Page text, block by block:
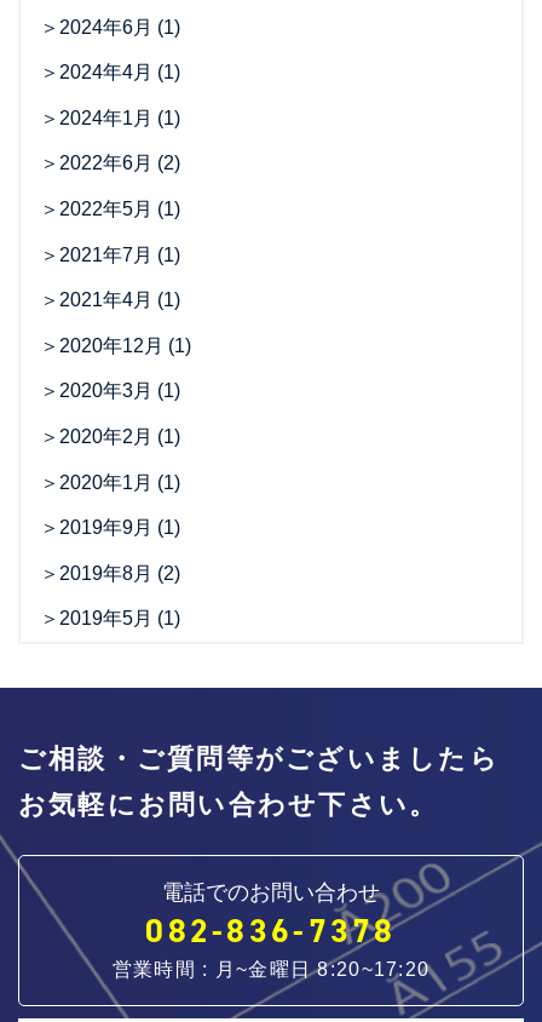
2024年6月 (1)
2024年4月 (1)
2024年1月 (1)
2022年6月 (2)
2022年5月 (1)
2021年7月 (1)
2021年4月 (1)
2020年12月 (1)
2020年3月 (1)
2020年2月 (1)
2020年1月 (1)
2019年9月 (1)
2019年8月 (2)
2019年5月 (1)
ご相談・ご質問等がございましたら
お気軽にお問い合わせ下さい。
電話でのお問い合わせ
082-836-7378
営業時間 : 月~金曜日 8:20~17:20